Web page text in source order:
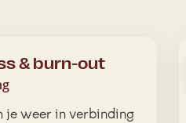
& burn-out
je weer in verbinding